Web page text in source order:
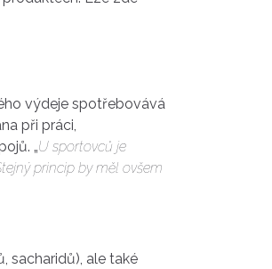
výdeje spotřebovává
při práci,
„U sportovců je
princip by měl ovšem
sacharidů), ale také